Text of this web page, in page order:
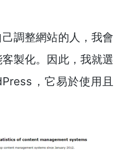
調整網站的人，我會
製化。因此，我就選
，它易於使用且